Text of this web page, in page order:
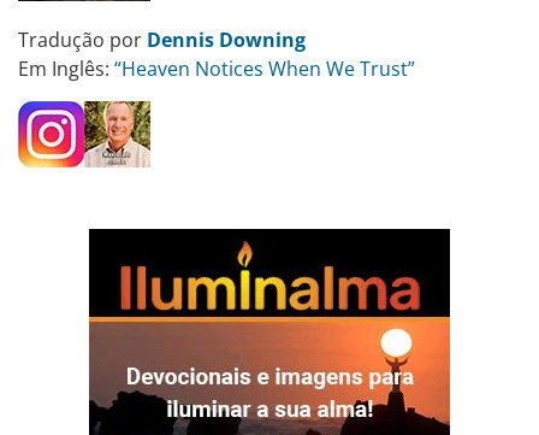
Tradução por Dennis Downing
Em Inglês: “Heaven Notices When We Trust”